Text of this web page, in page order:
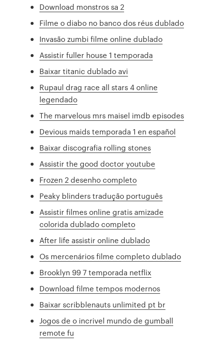
Download monstros sa 2
Filme o diabo no banco dos réus dublado
Invasão zumbi filme online dublado
Assistir fuller house 1 temporada
Baixar titanic dublado avi
Rupaul drag race all stars 4 online
legendado
The marvelous mrs maisel imdb episodes
Devious maids temporada 1 en español
Baixar discografia rolling stones
Assistir the good doctor youtube
Frozen 2 desenho completo
Peaky blinders tradução português
Assistir filmes online gratis amizade
colorida dublado completo
After life assistir online dublado
Os mercenários filme completo dublado
Brooklyn 99 7 temporada netflix
Download filme tempos modernos
Baixar scribblenauts unlimited pt br
Jogos de o incrivel mundo de gumball
remote fu